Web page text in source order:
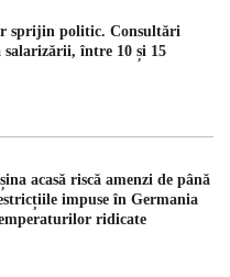
sprijin politic. Consultări
salarizării, între 10 și 15
acasă riscă amenzi de până
impuse în Germania
ridicate